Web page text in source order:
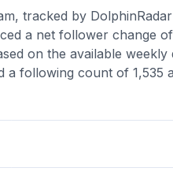
tracked by
a net follower change
on the available
following count of 1,535